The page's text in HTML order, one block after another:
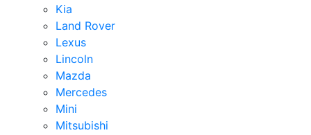
Kia
Land Rover
Lexus
Lincoln
Mazda
Mercedes
Mini
Mitsubishi